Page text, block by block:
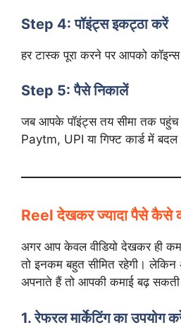
Step 4: पॉइंट्स इकट्ठा करें
हर टास्क पूरा करने पर आपको
Step 5: पैसे निकालें
जब आपके पॉइंट्स तय सीमा तक पहुंच
Paytm, UPI या गिफ्ट कार्ड में
Reel देखकर ज्यादा पैसे कैसे
अगर आप केवल वीडियो देखकर ही
तो इनकम बहुत सीमित रहेगी।
अपनाते हैं तो आपकी कमाई बढ़
1. रेफरल मार्केटिंग का उपयोग